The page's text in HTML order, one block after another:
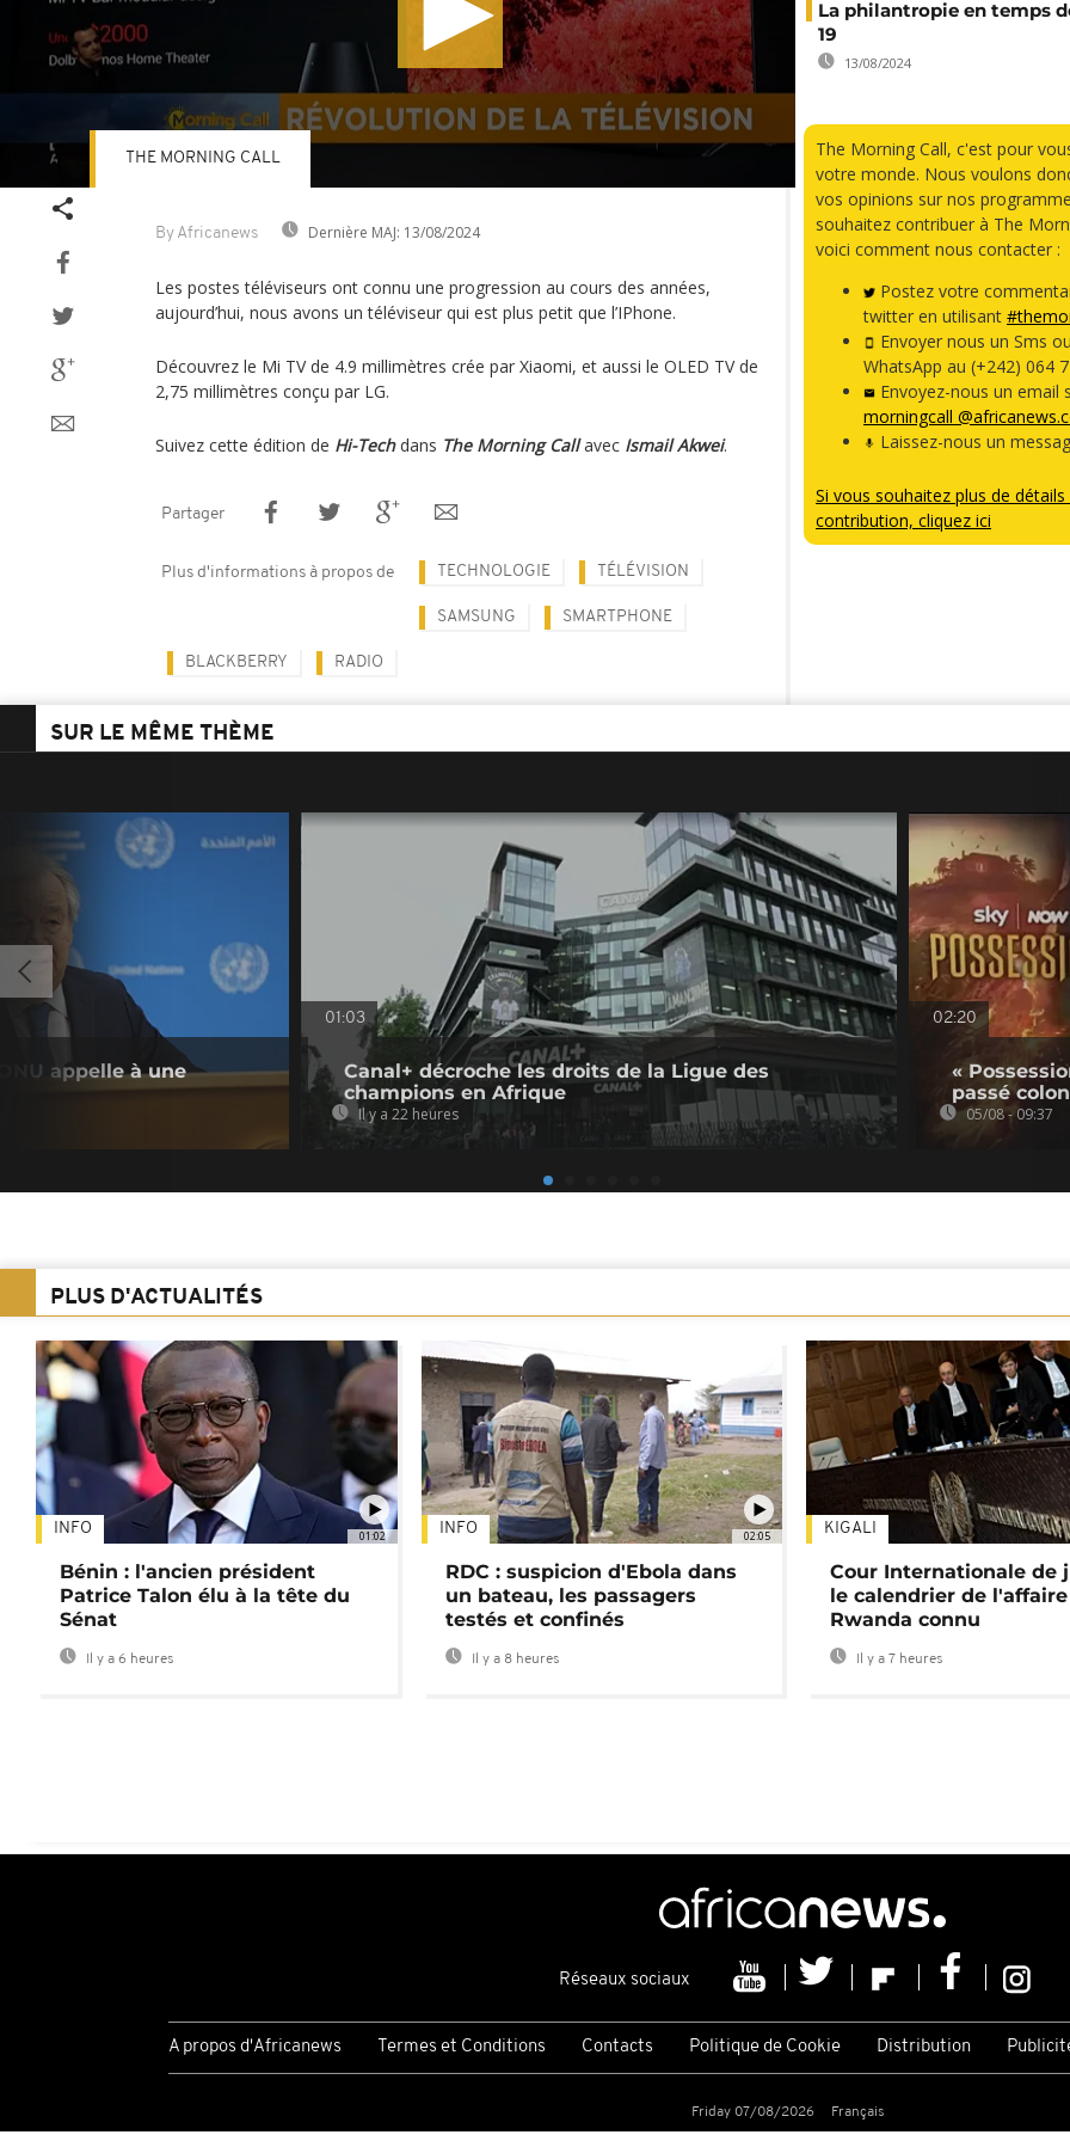
By Africanews Dernière MAJ: 13/08/2024
THE MORNING CALL
Les postes téléviseurs ont connu une progression au cours des années,
aujourd’hui, nous avons un téléviseur qui est plus petit que l’IPhone.
Découvrez le Mi TV de 4.9 millimètres crée par Xiaomi, et aussi le OLED TV de
2,75 millimètres conçu par LG.
Suivez cette édition de Hi-Techdans The Morning Callavec Ismail Akwei.
Partager
Plus d'informations à propos de TECHNOLOGIE TÉLÉVISION
SAMSUNG SMARTPHONE
BLACKBERRY RADIO
La philantropie en temps
19
13/08/2024
The Morning Call, c'est pour
votre monde. Nous voulons
vos opinions sur nos
souhaitez contribuer à The
voici comment nous contacter :
Postez votre
twitter en utilisant
Envoyer nous un Sms ou
WhatsApp au (+242) 064
Envoyez-nous un email
morningcall
Laissez-nous un
Si vous souhaitez plus de détails
contribution, cliquez ici
SUR LE MÊME THÈME
appelle à une
01:03
Canal+ décroche les droits de la Ligue des
champions en Afrique
Il y a 22 heures
02:20
«
passé
05/08 - 09:37
PLUS D'ACTUALITÉS
01:02
INFO
Bénin : l'ancien président
Patrice Talon élu à la tête du
Sénat
Il y a 6 heures
02:05
INFO
RDC : suspicion d'Ebola dans
un bateau, les passagers
testés et confinés
Il y a 8 heures
KIGALI
Cour Internationale de
le calendrier de l'affaire
Rwanda connu
Il y a 7 heures
Réseaux sociaux
A propos d'Africanews Termes et Conditions Contacts Politique de Cookie Distribution
Friday 07/08/2026